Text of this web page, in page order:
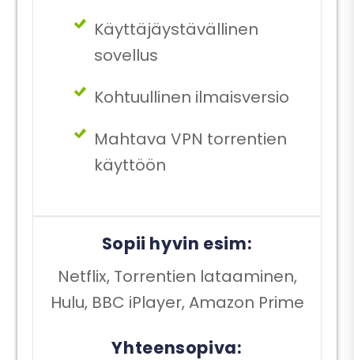
Käyttäjäystävällinen
sovellus
Kohtuullinen ilmaisversio
Mahtava VPN torrentien
käyttöön
Sopii hyvin esim:
Netflix, Torrentien lataaminen,
Hulu, BBC iPlayer, Amazon Prime
Yhteensopiva: